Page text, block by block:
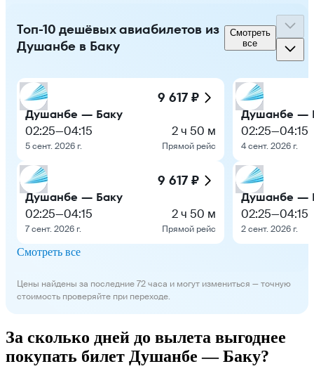
Топ-10 дешёвых авиабилетов из
Душанбе в Баку
Смотреть
все
9 617 ₽
Душанбе — Баку
02:25—04:15
5 сент. 2026 г.
2 ч 50 м
Прямой рейс
9 617 ₽
Душанбе — Баку
02:25—04:15
7 сент. 2026 г.
2 ч 50 м
Прямой рейс
Душанбе —
02:25—04:15
4 сент. 2026 г.
Душанбе —
02:25—04:15
2 сент. 2026 г.
Смотреть все
Цены найдены за последние 72 часа и могут измениться — точную
стоимость проверяйте при переходе.
За сколько дней до вылета выгоднее
покупать билет Душанбе — Баку?